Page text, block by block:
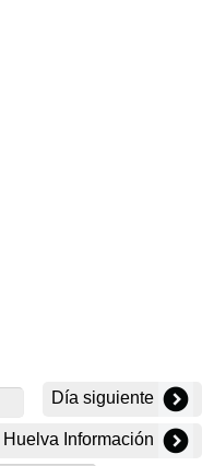
Día siguiente
Huelva Información